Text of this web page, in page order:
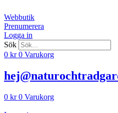
till
innehåll
Webbutik
Prenumerera
Logga in
Sök
0 kr 0 Varukorg
0 kr 0 Varukorg